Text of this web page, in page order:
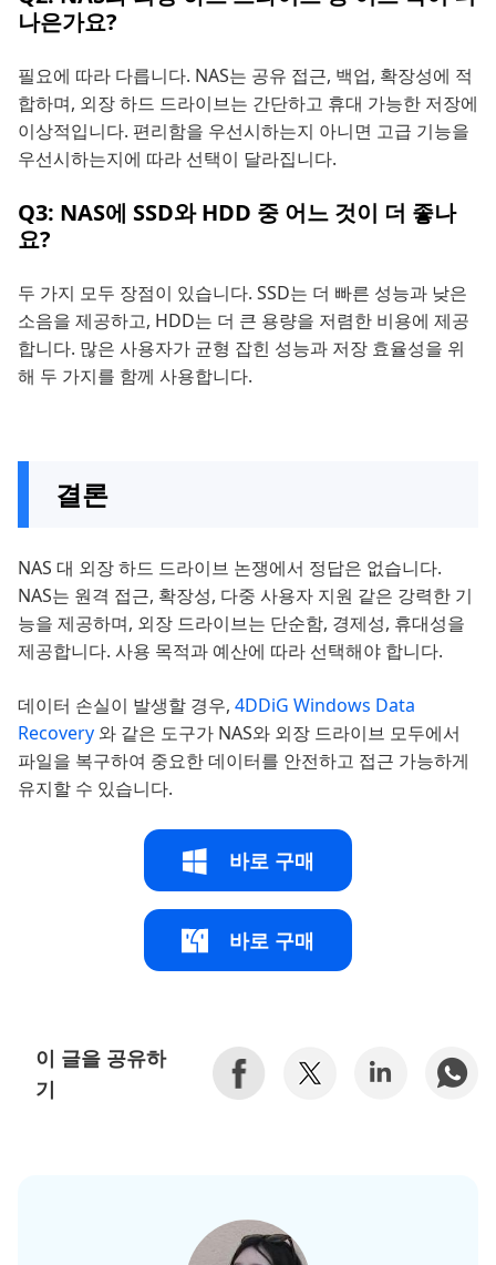
나은가요?
필요에 따라 다릅니다. NAS는 공유 접근, 백업, 확장성에 적
합하며, 외장 하드 드라이브는 간단하고 휴대 가능한 저장에
이상적입니다. 편리함을 우선시하는지 아니면 고급 기능을
우선시하는지에 따라 선택이 달라집니다.
Q3: NAS에 SSD와 HDD 중 어느 것이 더 좋나
요?
두 가지 모두 장점이 있습니다. SSD는 더 빠른 성능과 낮은
소음을 제공하고, HDD는 더 큰 용량을 저렴한 비용에 제공
합니다. 많은 사용자가 균형 잡힌 성능과 저장 효율성을 위
해 두 가지를 함께 사용합니다.
결론
NAS 대 외장 하드 드라이브 논쟁에서 정답은 없습니다.
NAS는 원격 접근, 확장성, 다중 사용자 지원 같은 강력한 기
능을 제공하며, 외장 드라이브는 단순함, 경제성, 휴대성을
제공합니다. 사용 목적과 예산에 따라 선택해야 합니다.
데이터 손실이 발생할 경우, 4DDiG Windows Data
Recovery 와 같은 도구가 NAS와 외장 드라이브 모두에서
파일을 복구하여 중요한 데이터를 안전하고 접근 가능하게
유지할 수 있습니다.
바로 구매
바로 구매
이 글을 공유하
기